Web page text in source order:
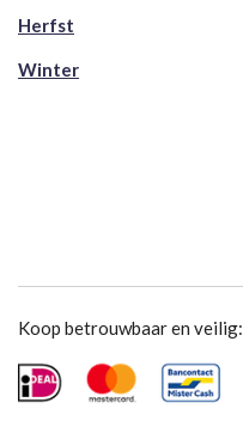
Herfst
Winter
Koop betrouwbaar en veilig: